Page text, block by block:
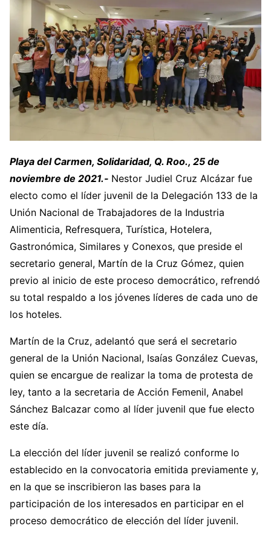
Playa del Carmen, Solidaridad, Q. Roo., 25 de
noviembre de 2021.- Nestor Judiel Cruz Alcázar fue
electo como el líder juvenil de la Delegación 133 de la
Unión Nacional de Trabajadores de la Industria
Alimenticia, Refresquera, Turística, Hotelera,
Gastronómica, Similares y Conexos, que preside el
secretario general, Martín de la Cruz Gómez, quien
previo al inicio de este proceso democrático, refrendó
su total respaldo a los jóvenes líderes de cada uno de
los hoteles.
Martín de la Cruz, adelantó que será el secretario
general de la Unión Nacional, Isaías González Cuevas,
quien se encargue de realizar la toma de protesta de
ley, tanto a la secretaria de Acción Femenil, Anabel
Sánchez Balcazar como al líder juvenil que fue electo
este día.
La elección del líder juvenil se realizó conforme lo
establecido en la convocatoria emitida previamente y,
en la que se inscribieron las bases para la
participación de los interesados en participar en el
proceso democrático de elección del líder juvenil.